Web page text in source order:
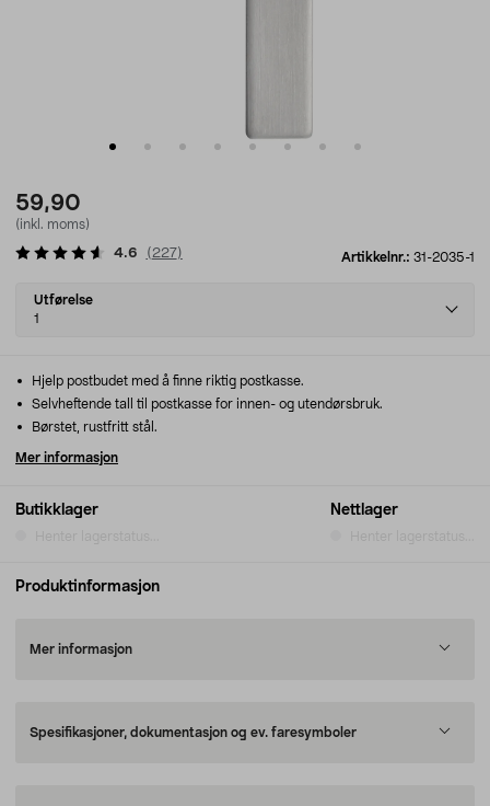
59,90
(inkl. moms)
Artikkelnr.: 31-2035-1
4.6 ( 227)
Select
variant
Utførelse
1
Butikklager Nettlager
Hjelp postbudet med å finne riktig postkasse.
Selvheftende tall til postkasse for innen- og utendørsbruk.
Børstet, rustfritt stål.
Mer informasjon
Produktinformasjon
Mer informasjon
Spesifikasjoner, dokumentasjon og ev. faresymboler